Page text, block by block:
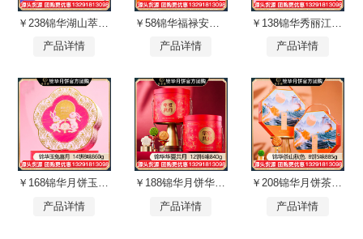
￥238锦华湖山萃秀月饼礼盒16饼8味1080g三层铁盒广式月饼苏式月饼港式流心奶黄月饼中秋礼盒锦华月饼官方网站团购【湖山萃秀】礼盒装1080g
产品详情
￥58锦华福禄安康月饼礼盒4饼4味420g广式月饼苏式月饼港式流心奶黄月饼中秋礼盒锦华月饼旗舰店团购【福禄安康】礼盒装420g
产品详情
￥138锦华秀丽江南月饼礼盒10饼5味620g广式月饼苏式月饼港式流心奶黄月饼中秋礼盒锦华月饼旗舰店团购【秀丽江南】礼盒装620g
产品详情
￥168锦华月饼玉兔喜月礼盒14饼8味860g双层铁盒广式月饼苏式月饼港式流心奶黄月饼中秋礼盒锦华食品官方官网旗舰店团购【玉兔喜月】礼盒装860g
产品详情
￥188锦华月饼华夏共月礼盒12饼6味840g三层锦盒广式月饼苏式月饼港式流心奶黄月饼中秋礼盒锦华月饼旗舰店团购【华夏共月】礼盒装840g
产品详情
￥208锦华月饼茶山秋色礼盒装8饼5味885g广式月饼苏式月饼港式流心奶黄月饼中秋礼盒锦华月饼旗舰店团购【茶山秋色】礼盒装885g
产品详情